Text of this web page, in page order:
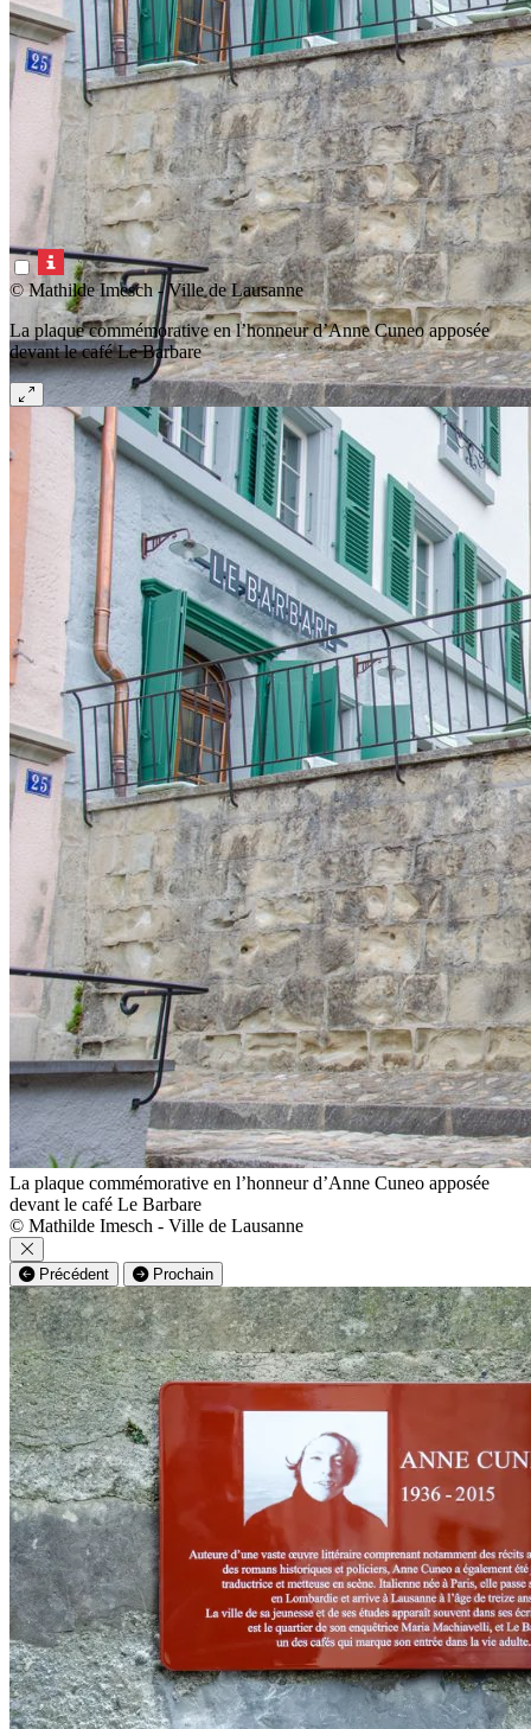
© Mathilde Imesch - Ville de Lausanne
La plaque commémorative en l’honneur d’Anne Cuneo apposée
devant le café Le Barbare
La plaque commémorative en l’honneur d’Anne Cuneo apposée
devant le café Le Barbare
© Mathilde Imesch - Ville de Lausanne
Précédent Prochain